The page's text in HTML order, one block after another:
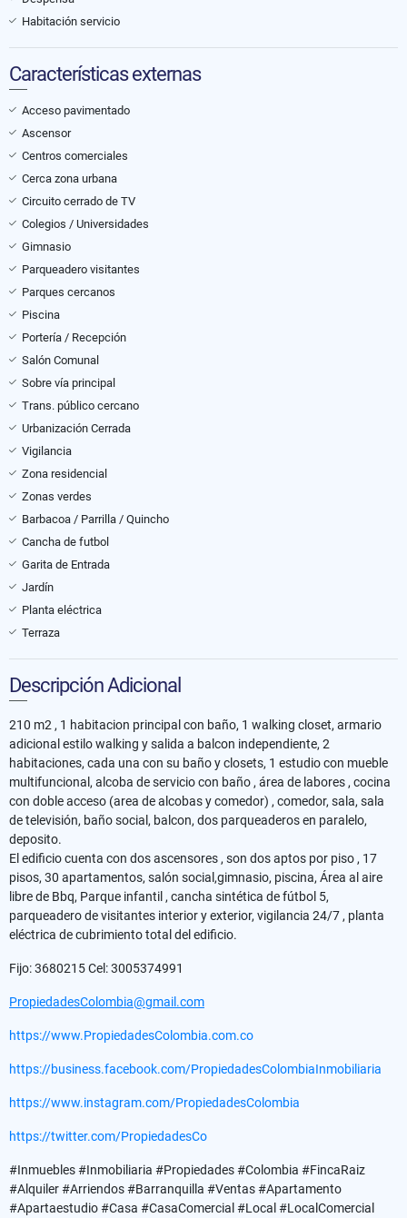
Habitación servicio
Características externas
Acceso pavimentado
Ascensor
Centros comerciales
Cerca zona urbana
Circuito cerrado de TV
Colegios / Universidades
Gimnasio
Parqueadero visitantes
Parques cercanos
Piscina
Portería / Recepción
Salón Comunal
Sobre vía principal
Trans. público cercano
Urbanización Cerrada
Vigilancia
Zona residencial
Zonas verdes
Barbacoa / Parrilla / Quincho
Cancha de futbol
Garita de Entrada
Jardín
Planta eléctrica
Terraza
Descripción Adicional
210 m2 , 1 habitacion principal con baño, 1 walking closet, armario
adicional estilo walking y salida a balcon independiente, 2
habitaciones, cada una con su baño y closets, 1 estudio con mueble
multifuncional, alcoba de servicio con baño , área de labores , cocina
con doble acceso (area de alcobas y comedor) , comedor, sala, sala
de televisión, baño social, balcon, dos parqueaderos en paralelo,
deposito.
El edificio cuenta con dos ascensores , son dos aptos por piso , 17
pisos, 30 apartamentos, salón social,gimnasio, piscina, Área al aire
libre de Bbq, Parque infantil , cancha sintética de fútbol 5,
parqueadero de visitantes interior y exterior, vigilancia 24/7 , planta
eléctrica de cubrimiento total del edificio.
Fijo: 3680215 Cel: 3005374991
PropiedadesColombia@gmail.com
https://www.PropiedadesColombia.com.co
https://business.facebook.com/PropiedadesColombiaInmobiliaria
https://www.instagram.com/PropiedadesColombia
https://twitter.com/PropiedadesCo
#Inmuebles #Inmobiliaria #Propiedades #Colombia #FincaRaiz
#Alquiler #Arriendos #Barranquilla #Ventas #Apartamento
#Apartaestudio #Casa #CasaComercial #Local #LocalComercial